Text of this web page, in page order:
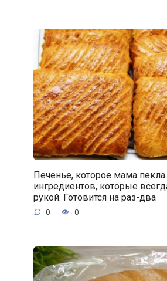
Печенье, которое мама пекла
ингредиентов, которые
рукой. Готовится на раз-два
0 0